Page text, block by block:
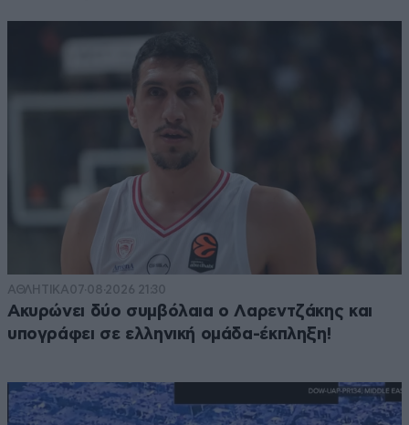
ΑΘΛΗΤΙΚΑ07·08·2026 21:30
Ακυρώνει δύο συμβόλαια ο Λαρεντζάκης και
υπογράφει σε ελληνική ομάδα-έκπληξη!